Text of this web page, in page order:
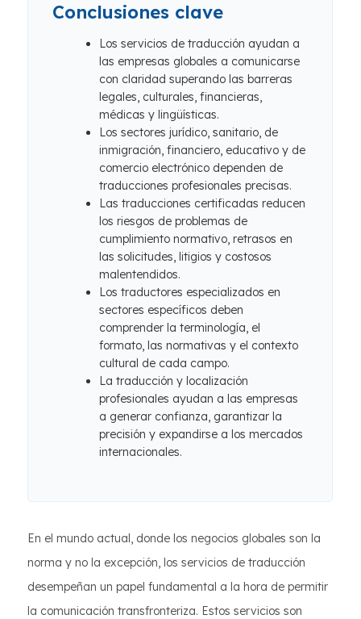
Conclusiones clave
Los servicios de traducción ayudan a
las empresas globales a comunicarse
con claridad superando las barreras
legales, culturales, financieras,
médicas y lingüísticas.
Los sectores jurídico, sanitario, de
inmigración, financiero, educativo y de
comercio electrónico dependen de
traducciones profesionales precisas.
Las traducciones certificadas reducen
los riesgos de problemas de
cumplimiento normativo, retrasos en
las solicitudes, litigios y costosos
malentendidos.
Los traductores especializados en
sectores específicos deben
comprender la terminología, el
formato, las normativas y el contexto
cultural de cada campo.
La traducción y localización
profesionales ayudan a las empresas
a generar confianza, garantizar la
precisión y expandirse a los mercados
internacionales.
En el mundo actual, donde los negocios globales son la
norma y no la excepción, los servicios de traducción
desempeñan un papel fundamental a la hora de permitir
la comunicación transfronteriza. Estos servicios son